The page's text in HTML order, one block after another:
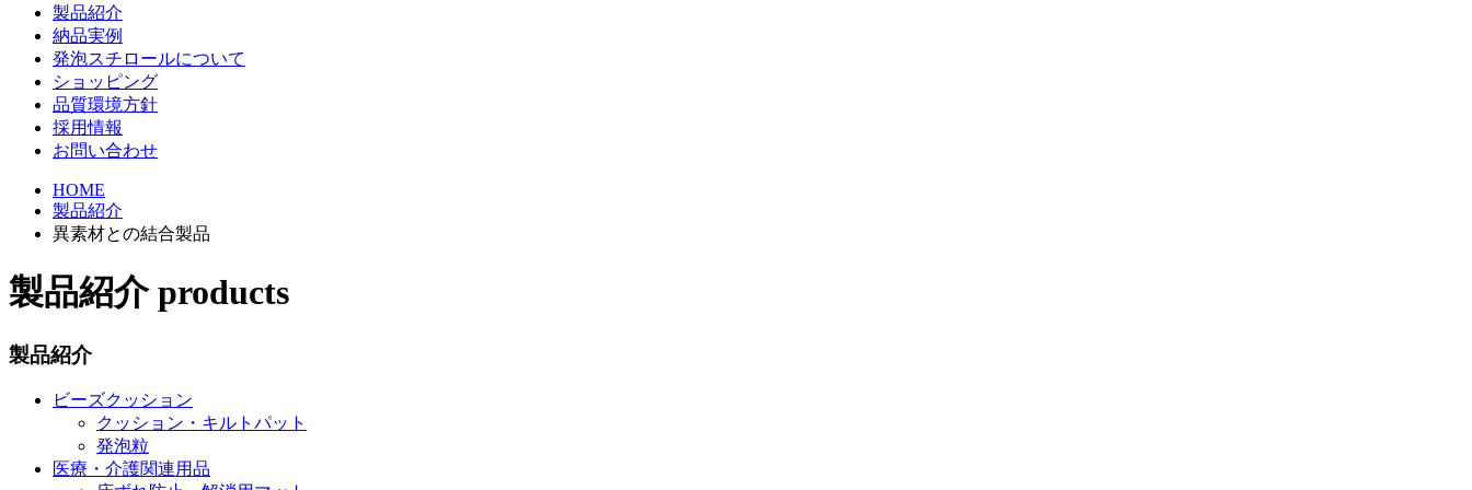
製品紹介
納品実例
発泡スチロールについて
ショッピング
品質環境方針
採用情報
お問い合わせ
HOME
製品紹介
異素材との結合製品
製品紹介products
製品紹介
ビーズクッション
クッション・キルトパット
発泡粒
医療・介護関連用品